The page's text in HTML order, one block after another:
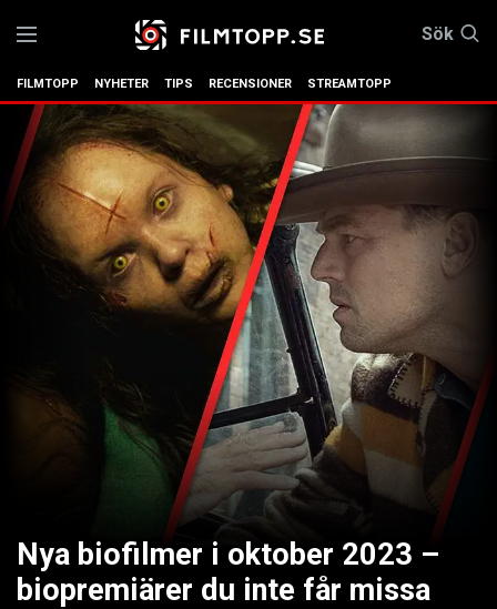
Sök
FILMTOPP NYHETER TIPS RECENSIONER STREAMTOPP
Nya biofilmer i oktober 2023 –
biopremiärer du inte får missa